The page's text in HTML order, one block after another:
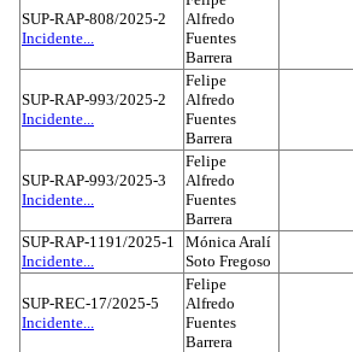
SUP-RAP-808/2025-2
Incidente...
Alfredo
Fuentes
Barrera
SUP-RAP-993/2025-2
Incidente...
Felipe
Alfredo
Fuentes
Barrera
SUP-RAP-993/2025-3
Incidente...
Felipe
Alfredo
Fuentes
Barrera
SUP-RAP-1191/2025-1
Incidente...
Mónica Aralí
Soto Fregoso
SUP-REC-17/2025-5
Incidente...
Felipe
Alfredo
Fuentes
Barrera